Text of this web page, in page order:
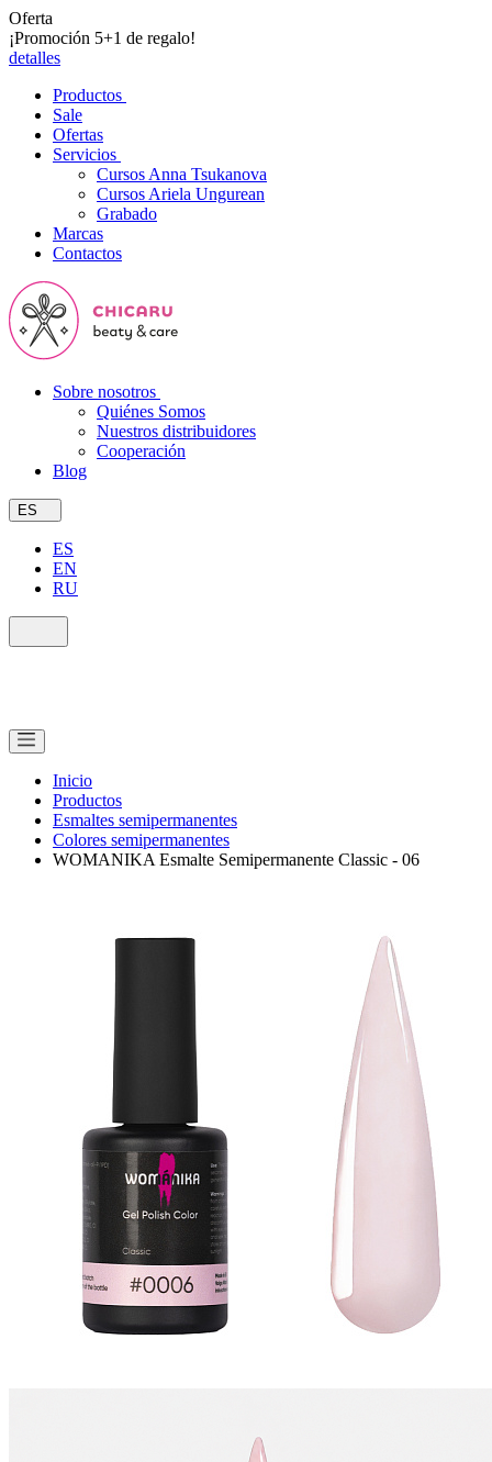
Oferta
¡Promoción 5+1 de regalo!
detalles
Productos
Sale
Ofertas
Servicios
Cursos Anna Tsukanova
Cursos Ariela Ungurean
Grabado
Marcas
Contactos
Sobre nosotros
Quiénes Somos
Nuestros distribuidores
Cooperación
Blog
ES
ES
EN
RU
Inicio
Productos
Esmaltes semipermanentes
Colores semipermanentes
WOMANIKA Esmalte Semipermanente Classic - 06